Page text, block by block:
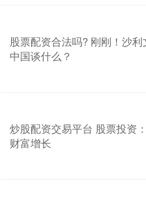
股票配资合法吗? 刚刚！沙
中国谈什么？
炒股配资交易平台 股票投资
财富增长